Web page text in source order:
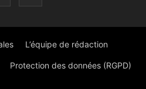
L’équipe de rédaction
Protection des données (RGPD)